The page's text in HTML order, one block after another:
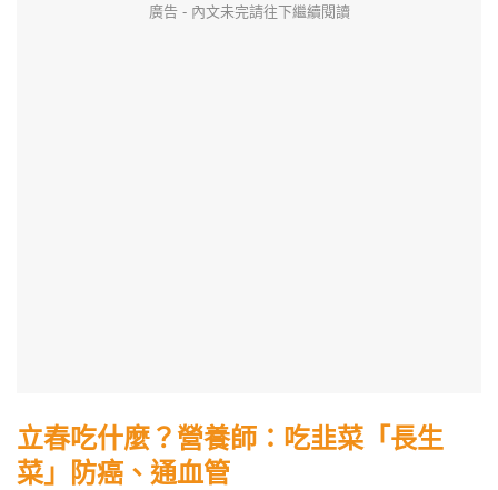
廣告 - 內文未完請往下繼續閱讀
立春吃什麼？營養師：吃韭菜「長生
菜」防癌、通血管